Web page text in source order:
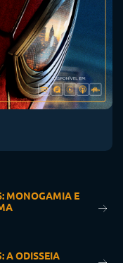
MONOGAMIA E
A ODISSEIA